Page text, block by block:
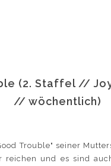
(2. Staffel //
// wöchentlich)
Trouble" seiner
reichen und es sind